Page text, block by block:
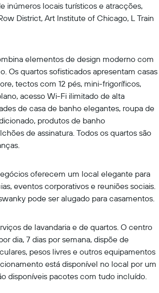
inúmeros locais turísticos e atracções,
District, Art Institute of Chicago, L Train
elementos de design moderno com
Os quartos sofisticados apresentam casas
tectos com 12 pés, mini-frigoríficos,
acesso Wi-Fi ilimitado de alta
de casa de banho elegantes, roupa de
produtos de banho
de assinatura. Todos os quartos são
oferecem um local elegante para
eventos corporativos e reuniões sociais.
pode ser alugado para casamentos.
de lavandaria e de quartos. O centro
dia, 7 dias por semana, dispõe de
pesos livres e outros equipamentos
está disponível no local por um
disponíveis pacotes com tudo incluído.